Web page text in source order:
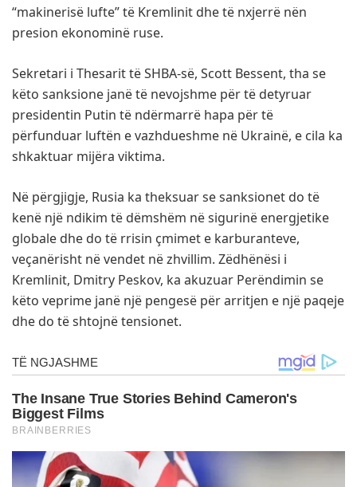
“makinerisë lufte” të Kremlinit dhe të nxjerrë nën
presion ekonominë ruse.
Sekretari i Thesarit të SHBA-së, Scott Bessent, tha se
këto sanksione janë të nevojshme për të detyruar
presidentin Putin të ndërmarrë hapa për të
përfunduar luftën e vazhdueshme në Ukrainë, e cila ka
shkaktuar mijëra viktima.
Në përgjigje, Rusia ka theksuar se sanksionet do të
kenë një ndikim të dëmshëm në sigurinë energjetike
globale dhe do të rrisin çmimet e karburanteve,
veçanërisht në vendet në zhvillim. Zëdhënësi i
Kremlinit, Dmitry Peskov, ka akuzuar Perëndimin se
këto veprime janë një pengesë për arritjen e një paqeje
dhe do të shtojnë tensionet.